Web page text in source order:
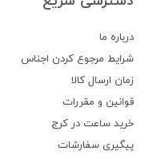
درباره ما
شرایط مرجوع کردن اجناس
زمان ارسال کالا
قوانین و مقررات
خرید ساعت در کرج
پیگیری سفارشات